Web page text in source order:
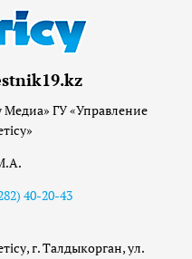
ГУ «Управление
40-20-43
г. Талдыкорган, ул.